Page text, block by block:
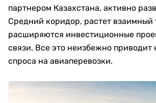
партнером Казахстана, активно
Средний коридор, растет взаимный
расширяются инвестиционные
связи. Все это неизбежно приводит
спроса на авиаперевозки.